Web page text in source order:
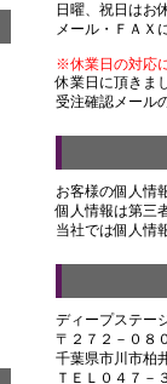
日曜、祝日はお
メール・ＦＡＸ
※休業日の対応
休業日に頂きま
受注確認メール
お客様の個人情
個人情報は第三
当社では個人情
ディープステー
〒２７２－０８
千葉県市川市柏
ＴＥＬ０４７－